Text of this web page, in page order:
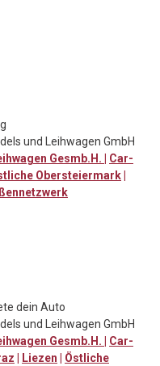
und Leihwagen GmbH
Gesmb.H.
Car-
Obersteiermark
dein Auto
und Leihwagen GmbH
Gesmb.H.
Car-
Liezen
Östliche